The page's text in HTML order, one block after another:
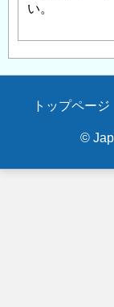
い。
Secondary
トップページ
©